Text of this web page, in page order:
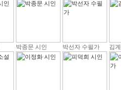
박종문 시인 박선자 수필가 김